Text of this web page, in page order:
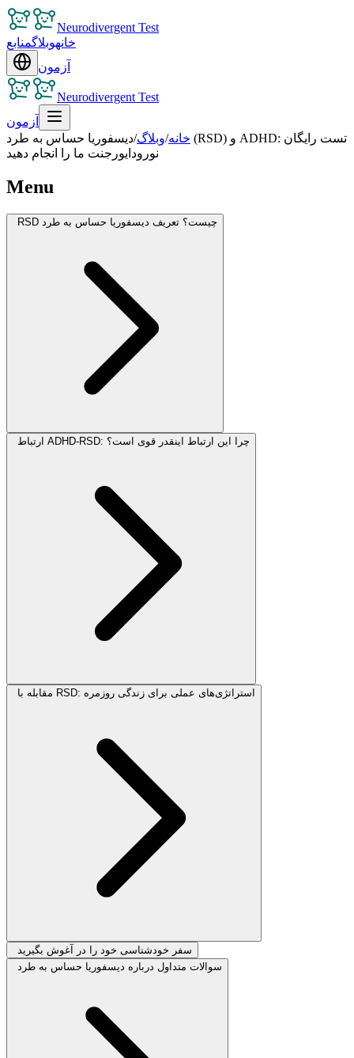
Neurodivergent Test
خانهوبلاگمنابع
آزمون
Neurodivergent Test
آزمون
خانه/وبلاگ/دیسفوریا حساس به طرد (RSD) و ADHD: تست رایگان
نورودایورجنت ما را انجام دهید
Menu
RSD چیست؟ تعریف دیسفوریا حساس به طرد
ارتباط ADHD-RSD: چرا این ارتباط اینقدر قوی است؟
مقابله با RSD: استراتژی‌های عملی برای زندگی روزمره
سفر خودشناسی خود را در آغوش بگیرید
سوالات متداول درباره دیسفوریا حساس به طرد